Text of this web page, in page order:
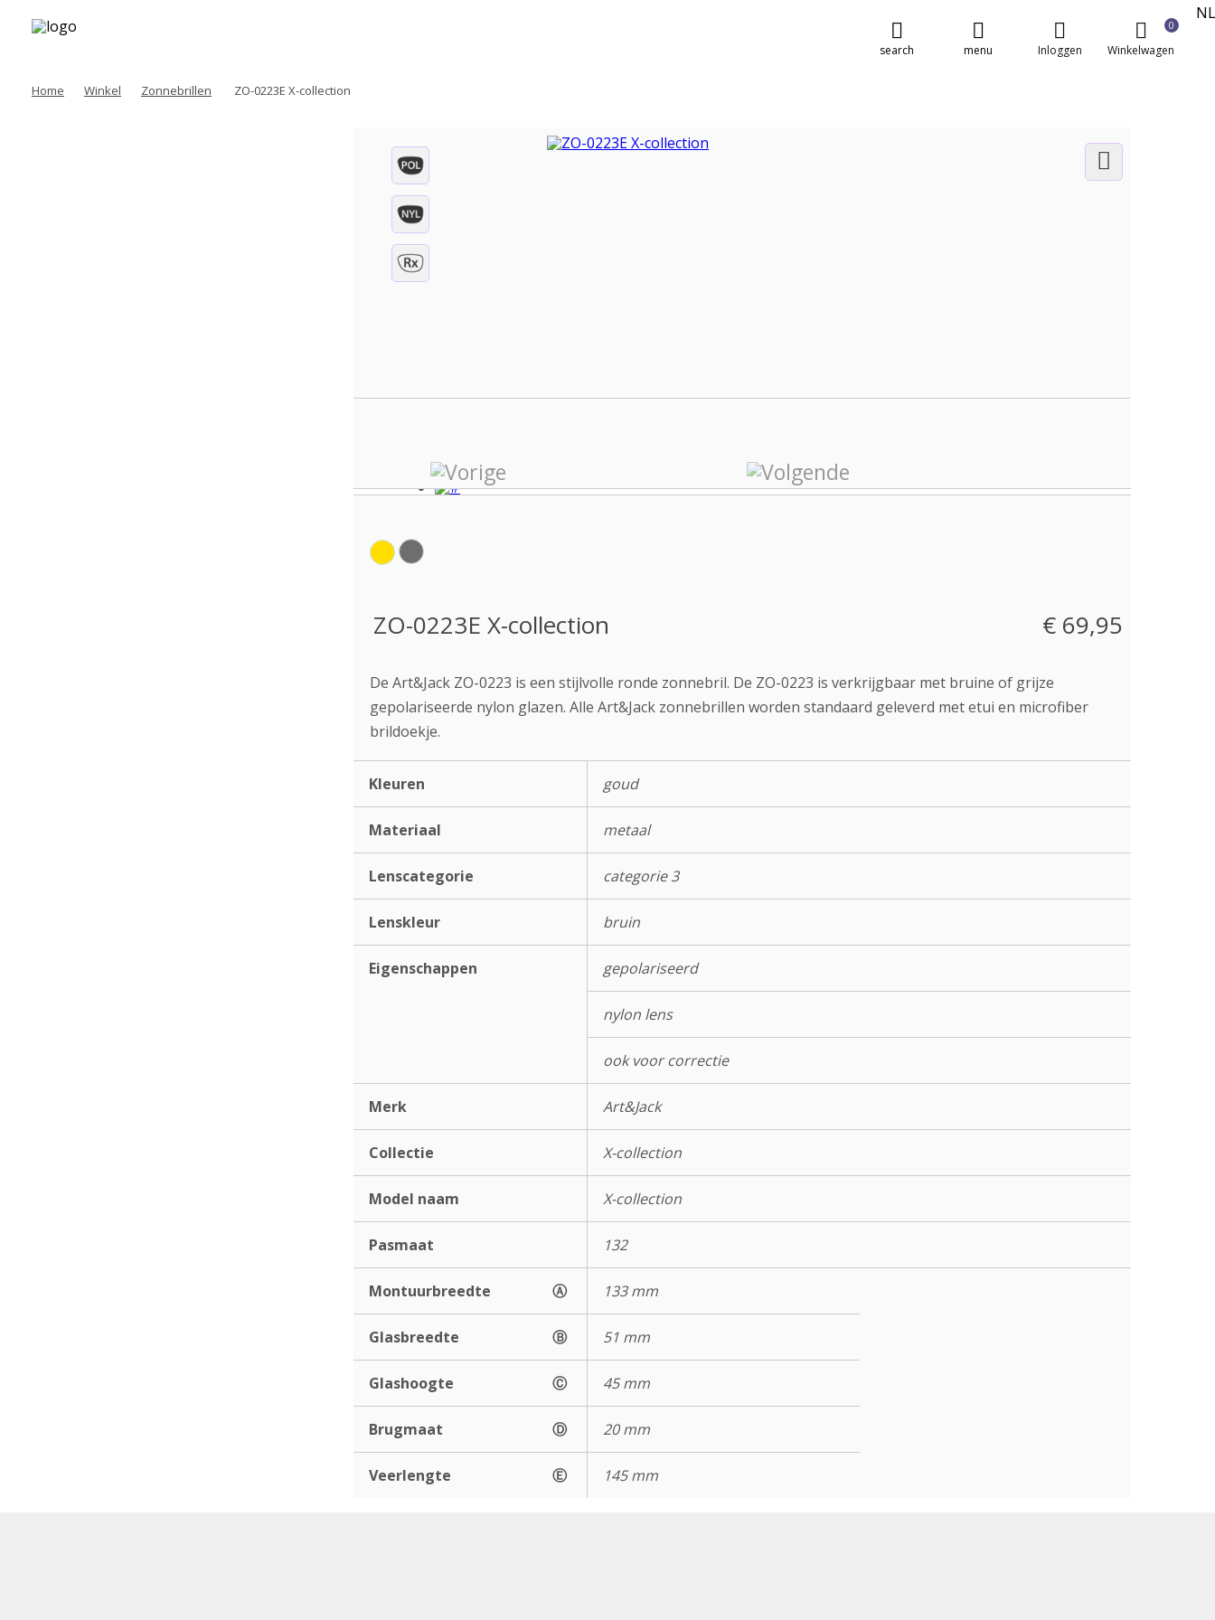
NL
0
Winkelwagen
Inloggen
menu
search
Home Winkel Zonnebrillen ZO-0223E X-collection
ZO-0223E X-collection € 69,95
De Art&Jack ZO-0223 is een stijlvolle ronde zonnebril. De ZO-0223 is verkrijgbaar met bruine of grijze
gepolariseerde nylon glazen. Alle Art&Jack zonnebrillen worden standaard geleverd met etui en microfiber
brildoekje.
Kleuren goud
Materiaal metaal
Lenscategorie categorie 3
Lenskleur bruin
Eigenschappen gepolariseerd
nylon lens
ook voor correctie
Merk Art&Jack
Collectie X-collection
Model naam X-collection
Pasmaat 132
Montuurbreedte Ⓐ 133 mm
Glasbreedte Ⓑ 51 mm
Glashoogte Ⓒ 45 mm
Brugmaat Ⓓ 20 mm
Veerlengte Ⓔ 145 mm